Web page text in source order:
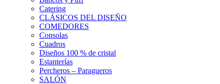
Catering
CLÁSICOS DEL DISEÑO
COMEDORES
Consolas
Cuadros
Diseños 100 % de cristal
Estanterías
Percheros – Paragueros
SALÓN